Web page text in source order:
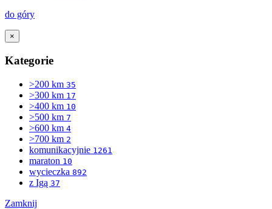
do góry
×
Kategorie
>200 km 35
>300 km 17
>400 km 10
>500 km 7
>600 km 4
>700 km 2
komunikacyjnie 1261
maraton 10
wycieczka 892
z Igą 37
Zamknij